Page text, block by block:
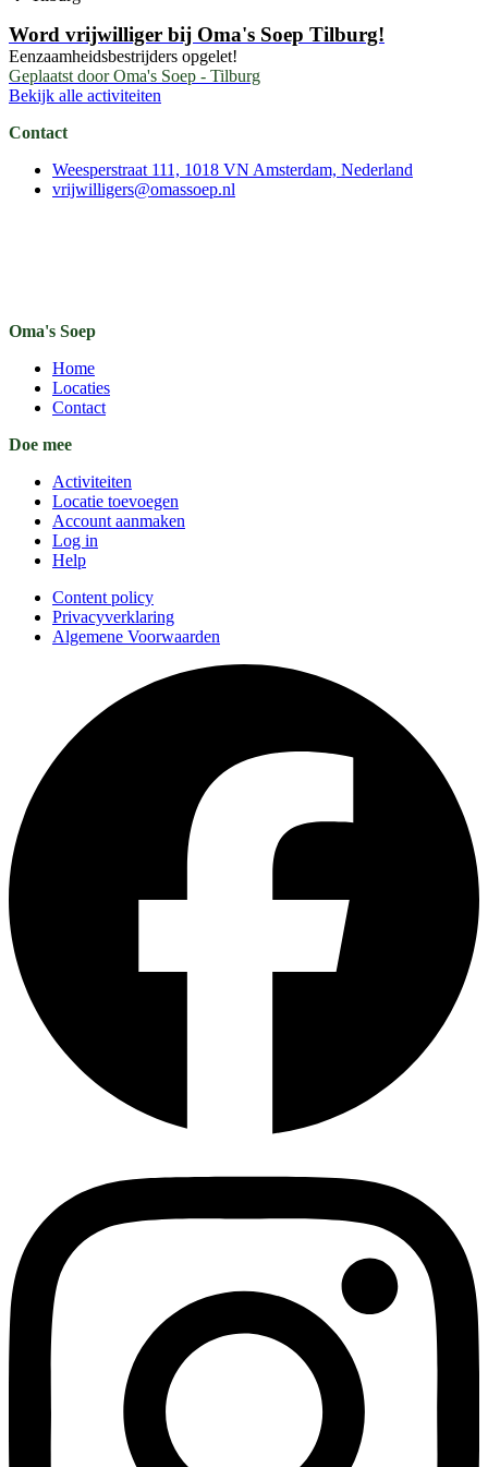
Word vrijwilliger bij Oma's Soep Tilburg!
Eenzaamheidsbestrijders opgelet!
Geplaatst door Oma's Soep - Tilburg
Bekijk alle activiteiten
Contact
Weesperstraat 111, 1018 VN Amsterdam, Nederland
vrijwilligers@omassoep.nl
Oma's Soep
Home
Locaties
Contact
Doe mee
Activiteiten
Locatie toevoegen
Account aanmaken
Log in
Help
Content policy
Privacyverklaring
Algemene Voorwaarden